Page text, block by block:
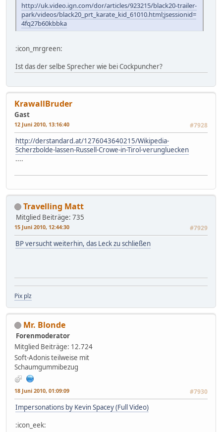
http://uk.video.ign.com/dor/articles/923215/black20-trailer-
park/videos/black20_prt_karate_kid_61010.html;jsessionid=
4fq27b60kbbka
:icon_mrgreen:
Ist das der selbe Sprecher wie bei Cockpuncher?
KrawallBruder
Gast
12 Juni 2010, 13:16:40 #7928
http://derstandard.at/1276043640215/Wikipedia-
Scherzbolde-lassen-Russell-Crowe-in-Tirol-verungluecken
....
Travelling Matt
Mitglied Beiträge: 735
15 Juni 2010, 12:44:30 #7929
BP versucht weiterhin, das Leck zu schließen
Pix plz
Mr. Blonde
Forenmoderator
Mitglied Beiträge: 12.724
Soft-Adonis teilweise mit
Schaumgummibezug
18 Juni 2010, 01:09:09 #7930
Impersonations by Kevin Spacey (Full Video)
:icon_eek: